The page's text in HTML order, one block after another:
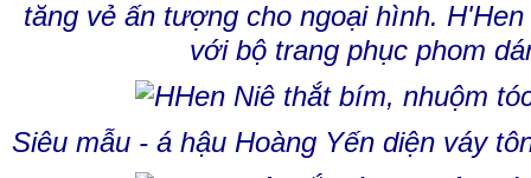
tăng vẻ ấn tượng cho ngoại hình.
với bộ trang phục phom
Siêu mẫu - á hậu Hoàng Yến diện váy